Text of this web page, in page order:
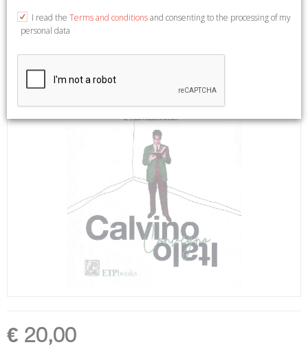
€ 20,00
I read the Terms and conditionsand consenting to the processing of my
personal data